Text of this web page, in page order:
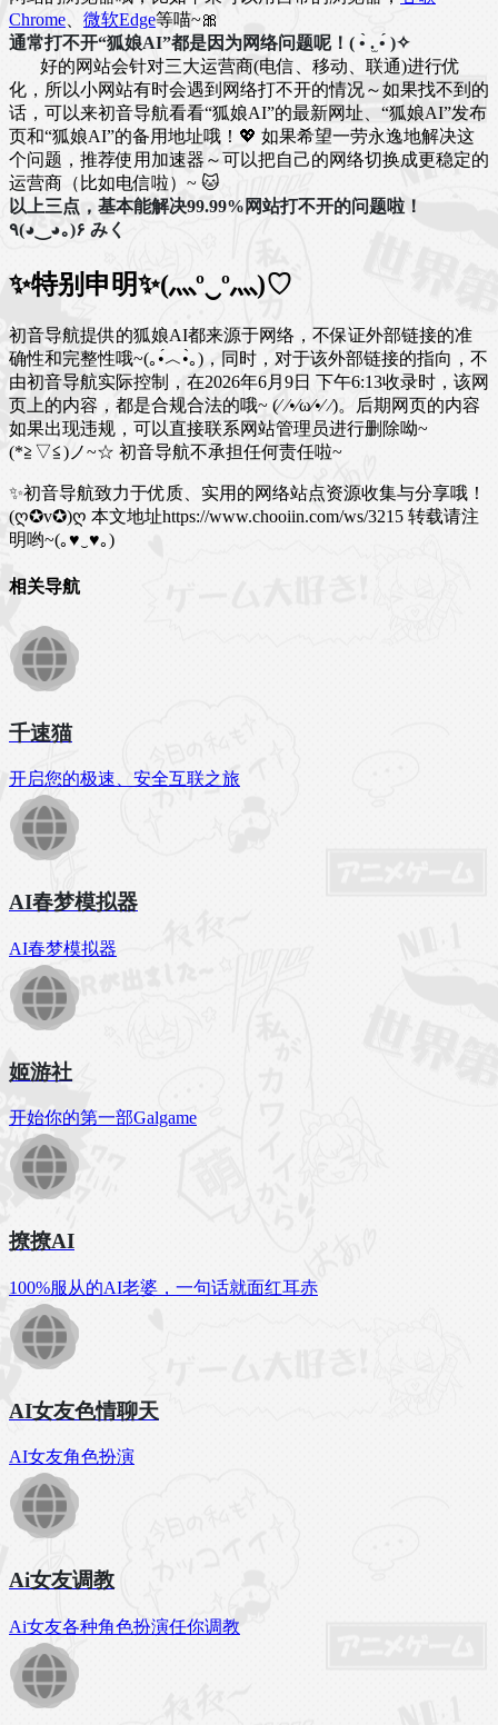
Chrome
微软Edge等喵~🎀
通常打不开“狐娘AI”都是因为网络问题呢！( •̀ .̫ •́ )✧
好的网站会针对三大运营商(电信、移动、联通)进行优
化，所以小网站有时会遇到网络打不开的情况～如果找不到的
话，可以来初音导航看看“狐娘AI”的最新网址、“狐娘AI”发布
页和“狐娘AI”的备用地址哦！💖 如果希望一劳永逸地解决这
个问题，推荐使用加速器～可以把自己的网络切换成更稳定的
运营商（比如电信啦）~ 🐱
以上三点，基本能解决99.99%网站打不开的问题啦！
٩(◕‿◕｡)۶ みく
✨特别申明✨(灬º‿º灬)♡
初音导航提供的狐娘AI都来源于网络，不保证外部链接的准
确性和完整性哦~(｡•́︿•̀｡)，同时，对于该外部链接的指向，不
由初音导航实际控制，在2026年6月9日 下午6:13收录时，该网
页上的内容，都是合规合法的哦~ (⁄ ⁄•⁄ω⁄•⁄ ⁄)。后期网页的内容
如果出现违规，可以直接联系网站管理员进行删除呦~
(*≧▽≦)ノ~☆ 初音导航不承担任何责任啦~
✨初音导航致力于优质、实用的网络站点资源收集与分享哦！
(ღ✪v✪)ღ 本文地址https://www.chooiin.com/ws/3215 转载请注
明哟~(｡♥‿♥｡)
相关导航
千速猫
开启您的极速、安全互联之旅
AI春梦模拟器
AI春梦模拟器
姬游社
开始你的第一部Galgame
撩撩AI
100%服从的AI老婆，一句话就面红耳赤
AI女友色情聊天
AI女友角色扮演
Ai女友调教
Ai女友各种角色扮演任你调教